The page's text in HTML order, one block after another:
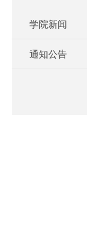
学院新闻
通知公告